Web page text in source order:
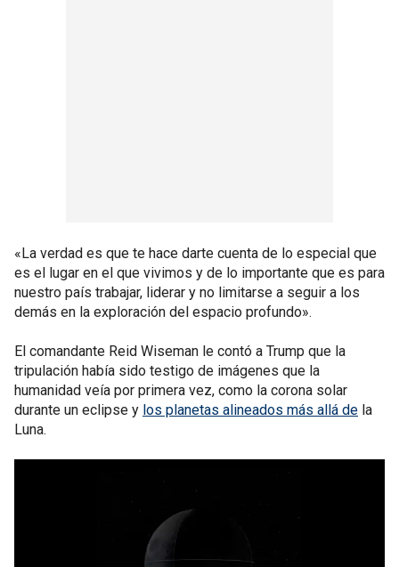
«La verdad es que te hace darte cuenta de lo especial que
es el lugar en el que vivimos y de lo importante que es para
nuestro país trabajar, liderar y no limitarse a seguir a los
demás en la exploración del espacio profundo».
El comandante Reid Wiseman le contó a Trump que la
tripulación había sido testigo de imágenes que la
humanidad veía por primera vez, como la corona solar
durante un eclipse y los planetas alineados más allá de la
Luna.